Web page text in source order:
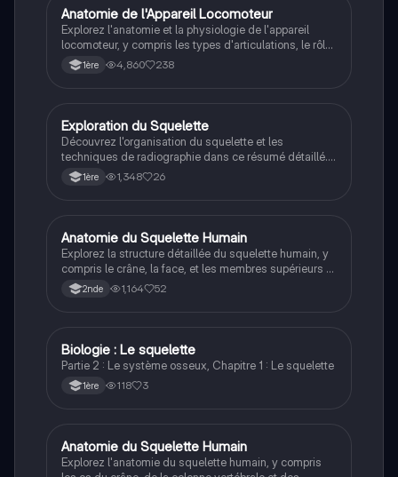
SVT
Anatomie de l'Appareil Locomoteur
Explorez l'anatomie et la physiologie de l'appareil
locomoteur, y compris les types d'articulations, le rôle
du cartilage et du liquide synovial, ainsi que les
pathologies comme l'arthrose. Ce document présente
Type : résumé.
1ère 4,860 238
SVT
Exploration du Squelette
Découvrez l'organisation du squelette et les
techniques de radiographie dans ce résumé détaillé.
Apprenez les concepts clés tels que les articulations,
l'arthrose, et les techniques d'imagerie médicale.
locomoteur et la motricité.
1ère 1,348 26
SVT
Anatomie du Squelette Humain
Explorez la structure détaillée du squelette humain, y
compris le crâne, la face, et les membres supérieurs et
inférieurs. Ce résumé couvre les os principaux, leur
classification, et les segments du squelette axial et
2nde 1,164 52
ST2S
Biologie : Le squelette
Partie 2 : Le système osseux, Chapitre 1 : Le squelette
1ère 118 3
ST2S
Anatomie du Squelette Humain
Explorez l'anatomie du squelette humain, y compris